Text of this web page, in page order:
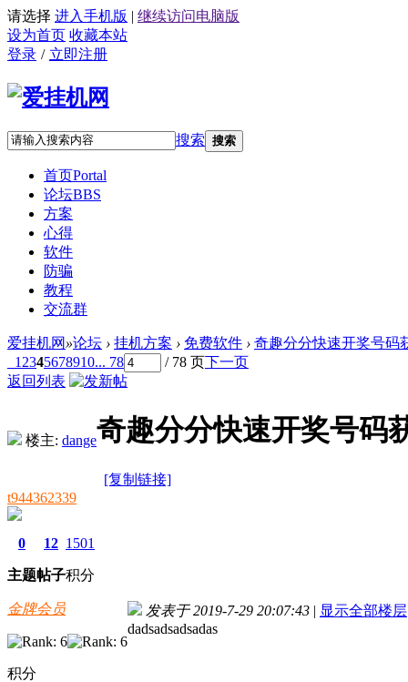
请选择 进入手机版 | 继续访问电脑版
设为首页 收藏本站
登录 / 立即注册
搜索 搜索
首页Portal
论坛BBS
方案
心得
软件
防骗
教程
交流群
爱挂机网 »论坛 › 挂机方案 › 免费软件 › 奇趣分分快速开奖号码
1 2345678910... 78 / 78 页下一页
返回列表
楼主: dange奇趣分分快速开奖号码
[复制链接]
t944362339
0
主题
12
帖子
1501
积分
金牌会员
积分
发表于 2019-7-29 20:07:43 | 显示全部楼层
dadsadsadsadas